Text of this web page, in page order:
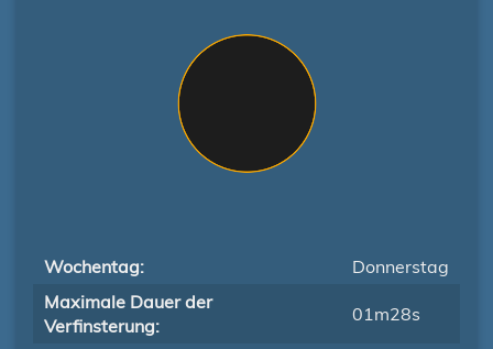
Wochentag:
Donnerstag
Maximale Dauer der
Verfinsterung:
01m28s